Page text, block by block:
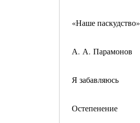
«Наше паскудство»
А. А. Парамонов
Я забавляюсь
Остепенение